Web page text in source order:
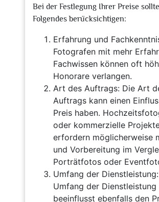
Bei der Festlegung Ihrer Preise
Folgendes berücksichtigen:
Erfahrung und
Fotografen mit mehr
Fachwissen können oft
Honorare verlangen.
Art des Auftrags: Die Art
Auftrags kann einen
Preis haben.
oder kommerzielle
erfordern möglicherweise
und Vorbereitung im
Porträtfotos oder
Umfang der
Umfang der Dienstleistung
beeinflusst ebenfalls den